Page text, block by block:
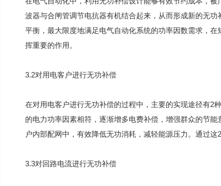
波器与合闸管调节电抗器有机结合起来，从而形成新的无
平衡，最大限度地满足电气自动化系统的功率因数需求，
挥重要的作用。
3.2对用电客户进行无功补偿
在对用电客户进行无功补偿的过程中，主要的实现途径有
的电力功率因素相符，逐渐增多电费补偿，增强群众的节
户内部配网中，有效降低无功消耗，减轻能源压力。通过
3.3对回路电流进行无功补偿